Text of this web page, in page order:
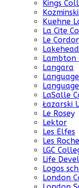
Kings
Kuehne
La Cite
Le
Lambton
Langara
LaSalle
Łazarski
Le Rosey
Lektor
Les Elfes
Les
LGC
Life
Logos
London